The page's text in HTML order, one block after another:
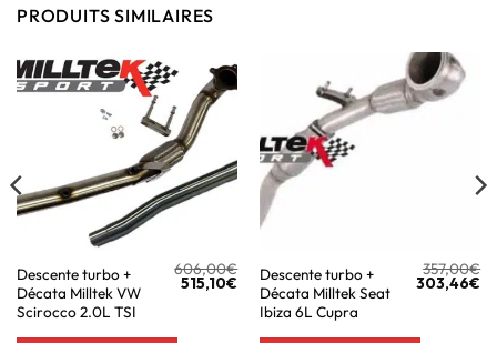
PRODUITS SIMILAIRES
Descente turbo +
Décata Milltek VW
Scirocco 2.0L TSI
606,00€
515,10€
Descente turbo +
Décata Milltek Seat
Ibiza 6L Cupra
357,00€
303,46€